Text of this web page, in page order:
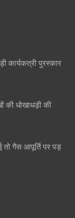
कार्यकत्री पुरस्कार
की धोखाधड़ी की
गैस आपूर्ति पर पड़